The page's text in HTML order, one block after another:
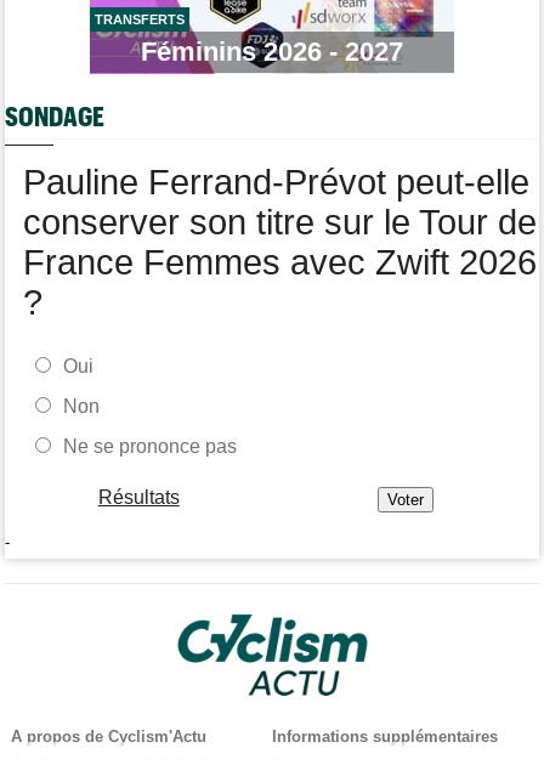
Tour de France Femmes
Marlen Reusser, maillot jaune : "Le Mont Ventoux, on verra"
Le Tour Femmes, Pologne, Burgos… le programme de la fin de
TRANSFERTS
Féminins 2026 - 2027
SONDAGE
Pauline Ferrand-Prévot peut-elle
conserver son titre sur le Tour de
France Femmes avec Zwift 2026
?
Oui
Non
Ne se prononce pas
Résultats
-
A propos de Cyclism'Actu
Informations supplémentaires